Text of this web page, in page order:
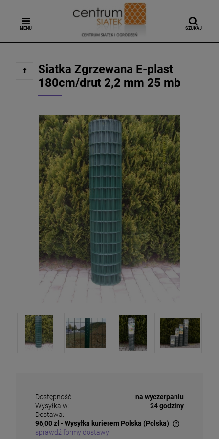
MENU SZUKAJ
Siatka Zgrzewana E-plast
180cm/drut 2,2 mm 25 mb
Dostępność:
na wyczerpaniu
Wysyłka w:
24 godziny
Dostawa:
96,00 zł- Wysyłka kurierem Polska (Polska)
Cena nie zawiera ewentualnych kosztów płatności
sprawdź formy dostawy